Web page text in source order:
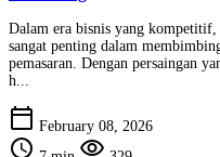
Dalam era bisnis yang
sangat penting dalam
pemasaran. Dengan persaingan
h...
calendar_today February 08, 2026
schedule visibility